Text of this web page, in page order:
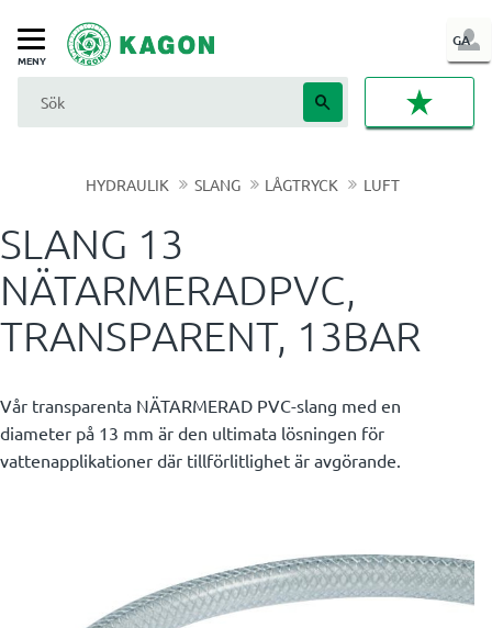
Meny
GA
IN
HYDRAULIK SLANG LÅGTRYCK LUFT
SLANG 13
NÄTARMERADPVC,
TRANSPARENT, 13BAR
​Vår transparenta NÄTARMERAD PVC-slang med en
diameter på 13 mm är den ultimata lösningen för
vattenapplikationer där tillförlitlighet är avgörande.